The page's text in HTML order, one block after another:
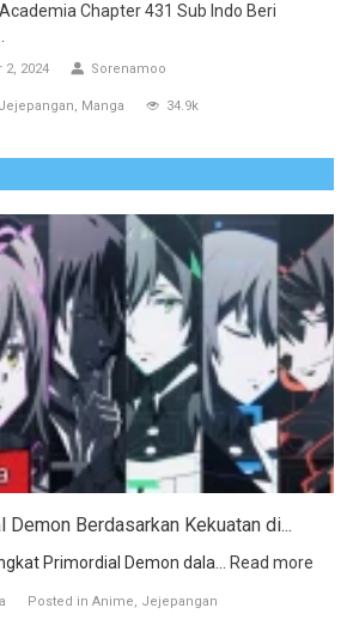
Chapter 431 Sub Indo Beri
2024 Sorenamoo
Jejepangan Manga 34.9k
Berdasarkan Kekuatan di...
Primordial Demon dala... Read more
Posted in Anime Jejepangan